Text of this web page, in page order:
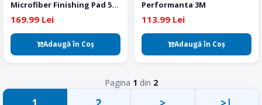
Microfiber Finishing Pad 5
Inch 2 buc
169.99 Lei
Adaugă în Coş
Performanta 3M
113.99 Lei
Adaugă în Coş
Pagina 1 din 2